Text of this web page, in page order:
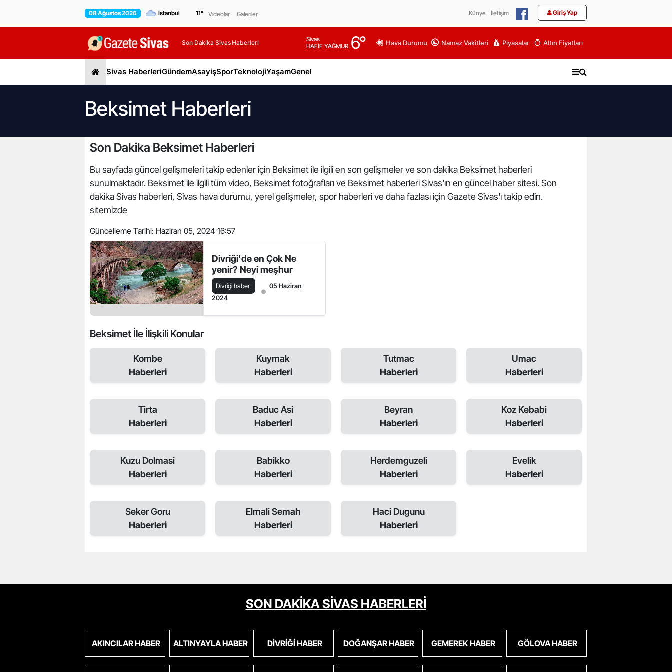
08 Ağustos 2026 11° Videolar Galeriler Künye İletişim Giriş Yap
Son Dakika Sivas Haberleri
Sivas
HAFİF YAĞMUR 6° Hava Durumu Namaz Vakitleri Piyasalar Altın Fiyatları
Sivas HaberleriGündemAsayişSporTeknolojiYaşamGenel
Beksimet Haberleri
Son Dakika Beksimet Haberleri
Bu sayfada güncel gelişmeleri takip edenler için Beksimet ile ilgili en son gelişmeler ve son dakika Beksimet haberleri
sunulmaktadır. Beksimet ile ilgili tüm video, Beksimet fotoğrafları ve Beksimet haberleri Sivas'ın en güncel haber sitesi. Son
dakika Sivas haberleri, Sivas hava durumu, yerel gelişmeler, spor haberleri ve daha fazlası için Gazete Sivas'ı takip edin.
sitemizde
Güncelleme Tarihi: Haziran 05, 2024 16:57
Divriği'de en Çok Ne
yenir? Neyi meşhur
Divriği haber
05 Haziran
2024
Beksimet İle İlişkili Konular
Kombe
Haberleri
Kuymak
Haberleri
Tutmac
Haberleri
Umac
Haberleri
Tirta
Haberleri
Baduc Asi
Haberleri
Beyran
Haberleri
Koz Kebabi
Haberleri
Kuzu Dolmasi
Haberleri
Babikko
Haberleri
Herdemguzeli
Haberleri
Evelik
Haberleri
Seker Goru
Haberleri
Elmali Semah
Haberleri
Haci Dugunu
Haberleri
SON DAKİKA SİVAS HABERLERİ
AKINCILAR HABER ALTINYAYLA HABER DIVRIĞI HABER DOĞANŞAR HABER GEMEREK HABER GÖLOVA HABER